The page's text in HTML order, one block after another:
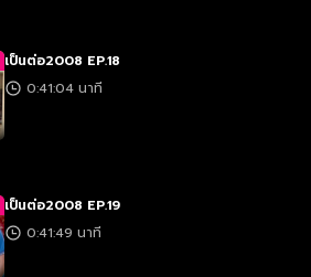
เป็นต่อ2008 EP.18
0:41:04 นาที
เป็นต่อ2008 EP.19
0:41:49 นาที